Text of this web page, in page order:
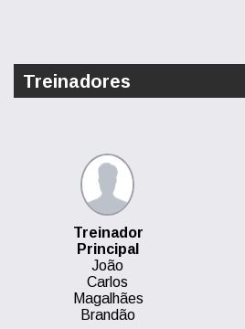
Treinadores
Treinador
Principal
João
Carlos
Magalhães
Brandão